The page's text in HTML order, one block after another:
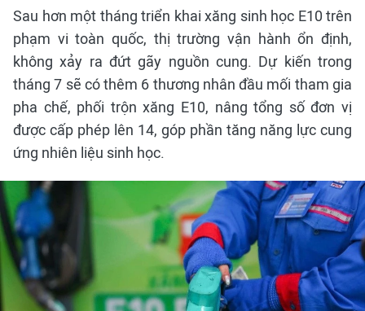
Sau hơn một tháng triển khai xăng sinh học E10 trên
phạm vi toàn quốc, thị trường vận hành ổn định,
không xảy ra đứt gãy nguồn cung. Dự kiến trong
tháng 7 sẽ có thêm 6 thương nhân đầu mối tham gia
pha chế, phối trộn xăng E10, nâng tổng số đơn vị
được cấp phép lên 14, góp phần tăng năng lực cung
ứng nhiên liệu sinh học.